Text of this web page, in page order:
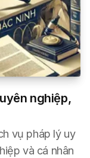
nghiệp,
vụ pháp lý uy
và cá nhân